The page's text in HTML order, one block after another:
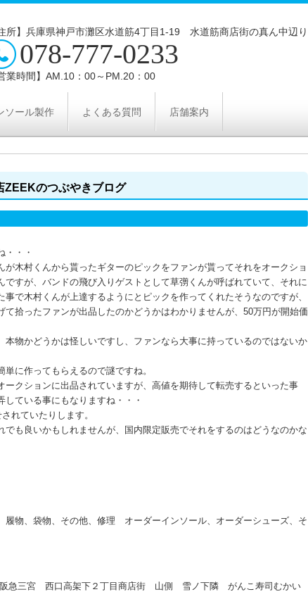
住所】兵庫県神戸市灘区水道筋4丁目1‐19 水道筋商店街の真ん中辺り
078-777-0233
営業時間】AM.10：00～PM.20：00
ソール製作 よくある質問 店舗案内
ZEEKのつぶやきブログ
・・・
が木村くんから貰ったギターのピックをファンが貰ってそれをオークショ
ですが、バンドの飛び入りゲストとして草彅くんが呼ばれていて、それに
で木村くんが上達するようにとピックを作ってくれたそうなのですが、
て拾ったファンが出品したのかどうかはわかりませんが、50万円が開始価
本物かどうかは怪しいですし、ファンなら大事に持っているのではないか
に作ってもらえるので謎ですね。
ークションに出品されていますが、高値を期待して転売するといった事
ている事にもなりますね・・・
れていたりします。
でも良いかもしれませんが、国内限定販売でそれをするのはどうなのかな
履物、袋物、その他、修理 オーダーインソール、オーダーシューズ、そ
急三宮 西口高架下２丁目商店街 山側 雪ノ下隣 がんこ寿司むかい